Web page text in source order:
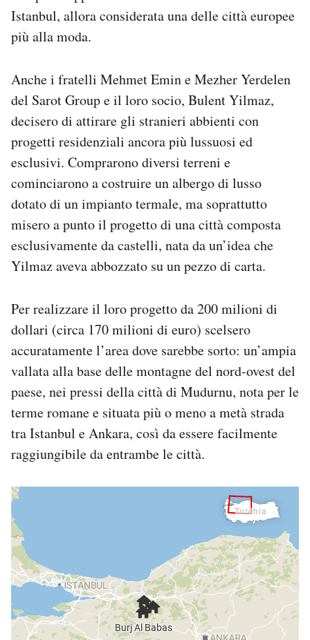
Istanbul, allora considerata una delle città europee
più alla moda.
Anche i fratelli Mehmet Emin e Mezher Yerdelen
del Sarot Group e il loro socio, Bulent Yilmaz,
decisero di attirare gli stranieri abbienti con
progetti residenziali ancora più lussuosi ed
esclusivi. Comprarono diversi terreni e
cominciarono a costruire un albergo di lusso
dotato di un impianto termale, ma soprattutto
misero a punto il progetto di una città composta
esclusivamente da castelli, nata da un’idea che
Yilmaz aveva abbozzato su un pezzo di carta.
Per realizzare il loro progetto da 200 milioni di
dollari (circa 170 milioni di euro) scelsero
accuratamente l’area dove sarebbe sorto: un’ampia
vallata alla base delle montagne del nord-ovest del
paese, nei pressi della città di Mudurnu, nota per le
terme romane e situata più o meno a metà strada
tra Istanbul e Ankara, così da essere facilmente
raggiungibile da entrambe le città.